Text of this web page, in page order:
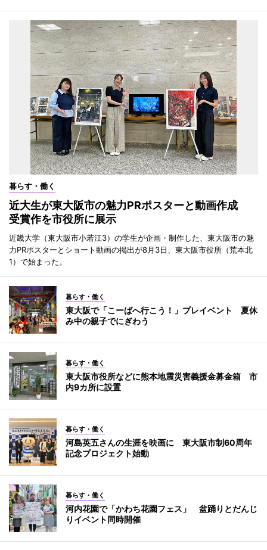
暮らす・働く
近大生が東大阪市の魅力PRポスターと動画作成
受賞作を市役所に展示
近畿大学（東大阪市小若江3）の学生が企画・制作した、東大阪市の魅
力PRポスターとショート動画の掲出が8月3日、東大阪市役所（荒本北
1）で始まった。
暮らす・働く
東大阪で「こーばへ行こう！」プレイベント 夏休
み中の親子でにぎわう
暮らす・働く
東大阪市役所などに熊本地震災害義援金募金箱 市
内9カ所に設置
暮らす・働く
河島英五さんの生涯を映画に 東大阪市制60周年
記念プロジェクト始動
暮らす・働く
河内花園で「かわち花園フェス」 盆踊りとだんじ
りイベント同時開催